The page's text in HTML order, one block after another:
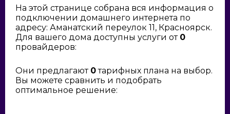
На этой странице собрана вся информация о
подключении домашнего интернета по
адресу: Аманатский переулок 11, Красноярск.
Для вашего дома доступны услуги от 0
провайдеров:
Они предлагают 0тарифных плана на выбор.
Вы можете сравнить и подобрать
оптимальное решение: